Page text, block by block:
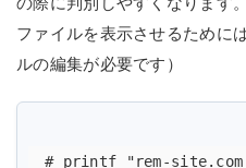
ファイルを表示させるために
ルの編集が必要です）
# printf "rem-